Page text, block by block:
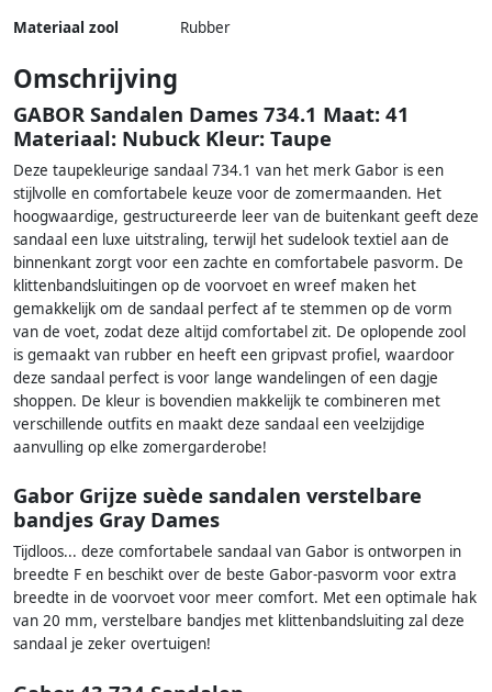
Materiaal zool
Rubber
Omschrijving
GABOR Sandalen Dames 734.1 Maat: 41
Materiaal: Nubuck Kleur: Taupe
Deze taupekleurige sandaal 734.1 van het merk Gabor is een
stijlvolle en comfortabele keuze voor de zomermaanden. Het
hoogwaardige, gestructureerde leer van de buitenkant geeft deze
sandaal een luxe uitstraling, terwijl het sudelook textiel aan de
binnenkant zorgt voor een zachte en comfortabele pasvorm. De
klittenbandsluitingen op de voorvoet en wreef maken het
gemakkelijk om de sandaal perfect af te stemmen op de vorm
van de voet, zodat deze altijd comfortabel zit. De oplopende zool
is gemaakt van rubber en heeft een gripvast profiel, waardoor
deze sandaal perfect is voor lange wandelingen of een dagje
shoppen. De kleur is bovendien makkelijk te combineren met
verschillende outfits en maakt deze sandaal een veelzijdige
aanvulling op elke zomergarderobe!
Gabor Grijze suède sandalen verstelbare
bandjes Gray Dames
Tijdloos... deze comfortabele sandaal van Gabor is ontworpen in
breedte F en beschikt over de beste Gabor-pasvorm voor extra
breedte in de voorvoet voor meer comfort. Met een optimale hak
van 20 mm, verstelbare bandjes met klittenbandsluiting zal deze
sandaal je zeker overtuigen!